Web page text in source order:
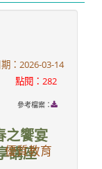
期：2026-03-14
點閱：282
參考檔案：
之饗宴
講座
優質教育